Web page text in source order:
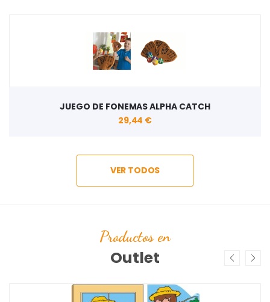
JUEGO DE FONEMAS ALPHA CATCH
29,44 €
VER TODOS
Productos en
Outlet